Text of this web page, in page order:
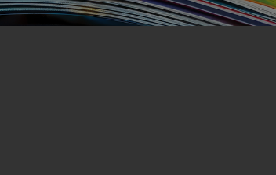
ティの新常識
る最新セキュリティ基盤